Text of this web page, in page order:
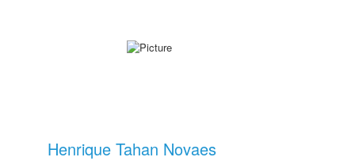
Henrique Tahan Novaes